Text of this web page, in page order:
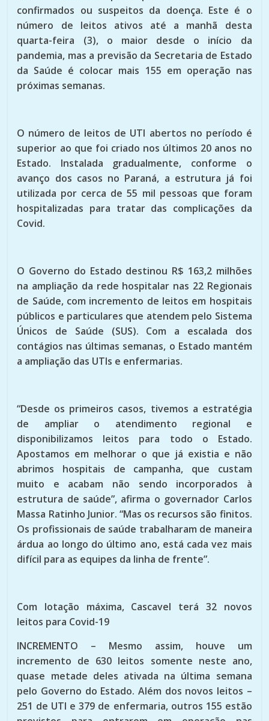
confirmados ou suspeitos da doença. Este é o
número de leitos ativos até a manhã desta
quarta-feira (3), o maior desde o início da
pandemia, mas a previsão da Secretaria de Estado
da Saúde é colocar mais 155 em operação nas
próximas semanas.
O número de leitos de UTI abertos no período é
superior ao que foi criado nos últimos 20 anos no
Estado. Instalada gradualmente, conforme o
avanço dos casos no Paraná, a estrutura já foi
utilizada por cerca de 55 mil pessoas que foram
hospitalizadas para tratar das complicações da
Covid.
O Governo do Estado destinou R$ 163,2 milhões
na ampliação da rede hospitalar nas 22 Regionais
de Saúde, com incremento de leitos em hospitais
públicos e particulares que atendem pelo Sistema
Únicos de Saúde (SUS). Com a escalada dos
contágios nas últimas semanas, o Estado mantém
a ampliação das UTIs e enfermarias.
“Desde os primeiros casos, tivemos a estratégia
de ampliar o atendimento regional e
disponibilizamos leitos para todo o Estado.
Apostamos em melhorar o que já existia e não
abrimos hospitais de campanha, que custam
muito e acabam não sendo incorporados à
estrutura de saúde”, afirma o governador Carlos
Massa Ratinho Junior. “Mas os recursos são finitos.
Os profissionais de saúde trabalharam de maneira
árdua ao longo do último ano, está cada vez mais
difícil para as equipes da linha de frente”.
Com lotação máxima, Cascavel terá 32 novos
leitos para Covid-19
INCREMENTO – Mesmo assim, houve um
incremento de 630 leitos somente neste ano,
quase metade deles ativada na última semana
pelo Governo do Estado. Além dos novos leitos –
251 de UTI e 379 de enfermaria, outros 155 estão